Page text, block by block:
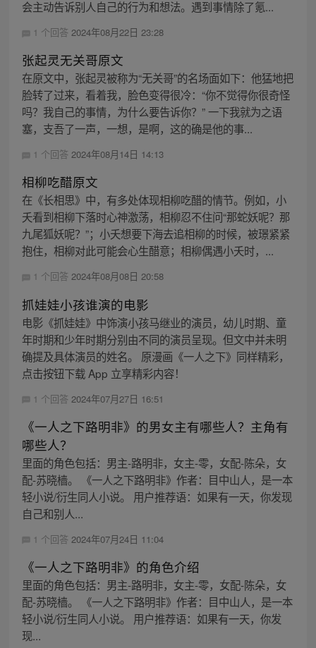
会主动告诉别人自己的行为和想法。遇到事情除了氪...
1 个回答 2024年08月22日 23:28
张起灵无关哥原文
在原文中，张起灵被称为“无关哥”的名场面如下：他猛地把
脸转了过来，看着我，脸色变得很冷：“你不觉得你很奇怪
吗？我自己的事情，为什么要告诉你？” 一下我就为之语
塞，支吾了一声，一想，是啊，这的确是他的事...
1 个回答 2024年08月14日 14:13
相柳吃醋原文
在《长相思》中，有多处体现相柳吃醋的情节。例如，小
夭看到相柳下落时心神激荡，相柳忍不住问“那蛇妖呢？那
九尾狐妖呢？”；小夭想要下海去追相柳的时候，被璟紧紧
抱住，相柳对此可能会心生醋意；相柳偶遇小夭时，...
1 个回答 2024年08月08日 20:58
抓娃娃小孩谁演的电影
电影《抓娃娃》中饰演小孩马继业的演员，幼儿时期、童
年时期和少年时期分别由不同的演员呈现。但文中并未明
确提及具体演员的姓名。 原漫画《一人之下》同样精彩，
点击按钮下载 App 立享精彩内容！
1 个回答 2024年07月27日 16:51
《一人之下路明非》的男女主有哪些人？主角有
哪些人？
里面的角色包括：男主-路明非，女主-零，女配-陈朵，女
配-苏晓樯。 《一人之下路明非》作者：目中山人，是一本
轻小说/衍生同人小说。 用户推荐语：如果有一天，你发现
自己和别人...
1 个回答 2024年07月24日 11:04
《一人之下路明非》的角色介绍
里面的角色包括：男主-路明非，女主-零，女配-陈朵，女
配-苏晓樯。 《一人之下路明非》作者：目中山人，是一本
轻小说/衍生同人小说。 用户推荐语：如果有一天，你发
现...